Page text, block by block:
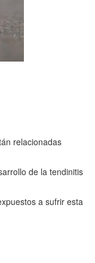
relacionadas
de la tendinitis
a sufrir esta